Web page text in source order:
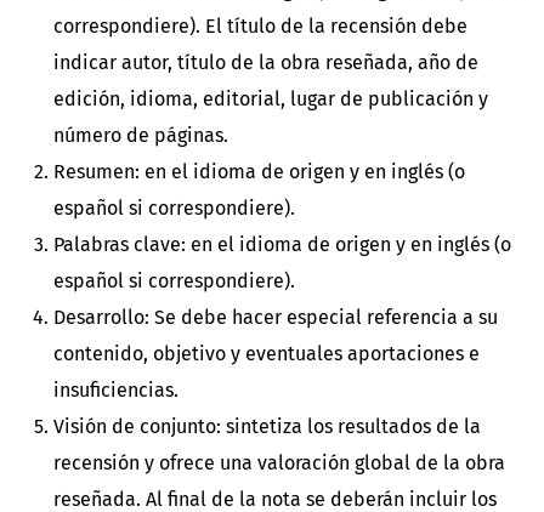
correspondiere). El título de la recensión debe
indicar autor, título de la obra reseñada, año de
edición, idioma, editorial, lugar de publicación y
número de páginas.
Resumen: en el idioma de origen y en inglés (o
español si correspondiere).
Palabras clave: en el idioma de origen y en inglés (o
español si correspondiere).
Desarrollo: Se debe hacer especial referencia a su
contenido, objetivo y eventuales aportaciones e
insuficiencias.
Visión de conjunto: sintetiza los resultados de la
recensión y ofrece una valoración global de la obra
reseñada. Al final de la nota se deberán incluir los